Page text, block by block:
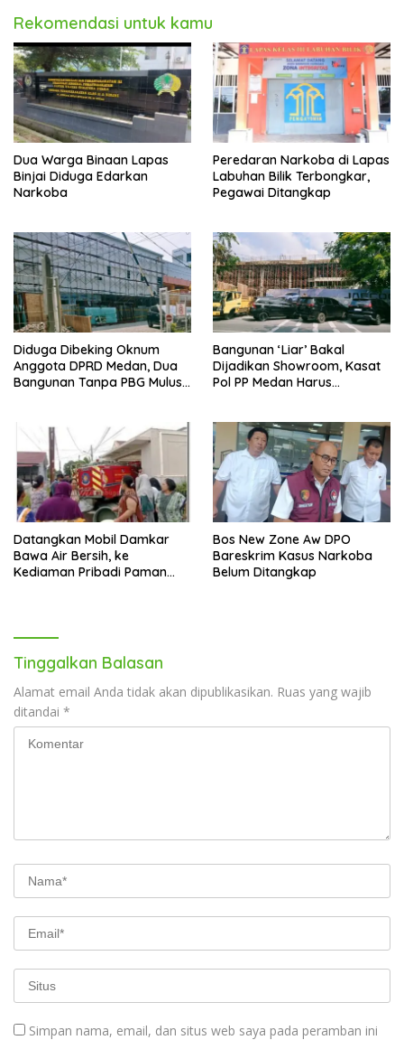
Rekomendasi untuk kamu
Dua Warga Binaan Lapas
Binjai Diduga Edarkan
Narkoba
Peredaran Narkoba di Lapas
Labuhan Bilik Terbongkar,
Pegawai Ditangkap
Diduga Dibeking Oknum
Anggota DPRD Medan, Dua
Bangunan Tanpa PBG Mulus
Bangunan ‘Liar’ Bakal
Dijadikan Showroom, Kasat
Pol PP Medan Harus
Datangkan Mobil Damkar
Bawa Air Bersih, ke
Kediaman Pribadi Paman
Bos New Zone Aw DPO
Bareskrim Kasus Narkoba
Belum Ditangkap
Tinggalkan Balasan
Alamat email Anda tidak akan dipublikasikan. Ruas yang wajib
ditandai *
Simpan nama, email, dan situs web saya pada peramban ini